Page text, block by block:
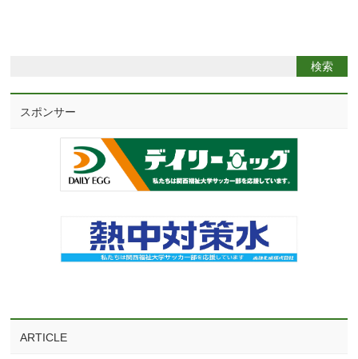
スポンサー
ARTICLE